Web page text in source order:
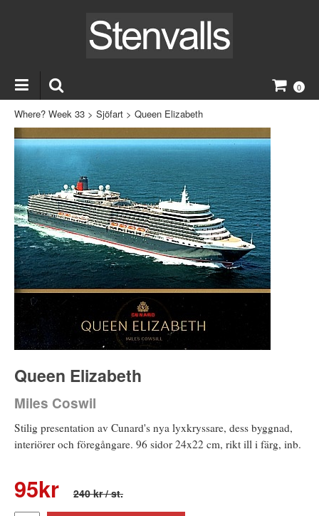
0
Where? Week 33 > Sjöfart > Queen Elizabeth
Queen Elizabeth
Miles Coswil
Stilig presentation av Cunard's nya lyxkryssare, dess byggnad,
interiörer och föregångare. 96 sidor 24x22 cm, rikt ill i färg, inb.
95kr 240 kr/ st.